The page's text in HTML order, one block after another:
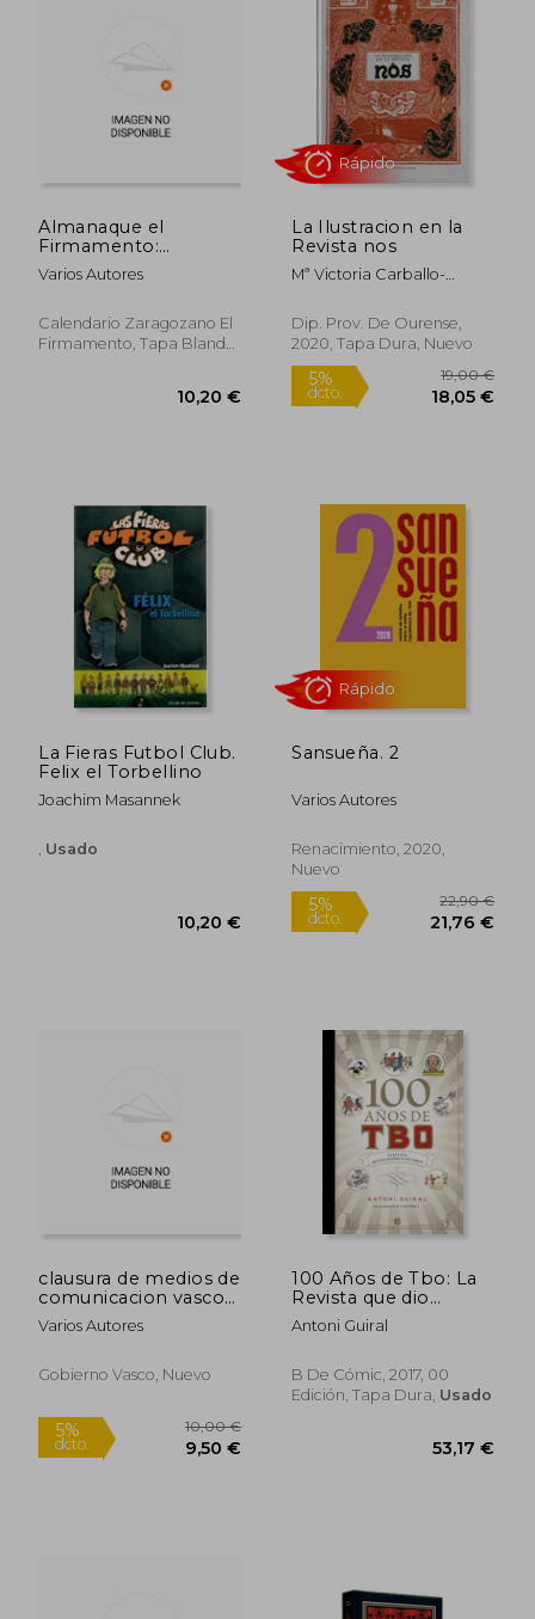
Almanaque el
Firmamento:
Calendario
Zaragozano 2002
Varios Autores
Calendario Zaragozano El
Firmamento, Tapa Blanda,
La Ilustracion en la
Revista nos
Mª Victoria Carballo-
Dip. Prov. De Ourense,
2020, Tapa Dura, Nuevo
5%
La Fieras Futbol Club.
Felix el Torbellino
Joachim Masannek
Usado
Sansueña. 2
Varios Autores
Renacimiento, 2020,
Nuevo
5%
dcto.
Rápido
clausura de medios de
comunicacion vascos.
(egin, egin irratia,
euskaldunon egun.
Varios Autores
Gobierno Vasco, Nuevo
100 Años de Tbo: La
Revista que dio
Nombre a los Tebeos
Antoni Guiral
B De Cómic, 2017, 00
Edición, Tapa Dura, Usado